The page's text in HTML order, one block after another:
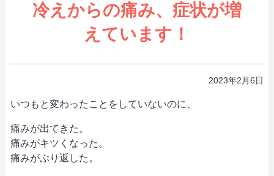
冷えからの痛み、症状が増
えています！
2023年2月6日
いつもと変わったことをしていないのに、
痛みが出てきた。
痛みがキツくなった。
痛みがぶり返した。